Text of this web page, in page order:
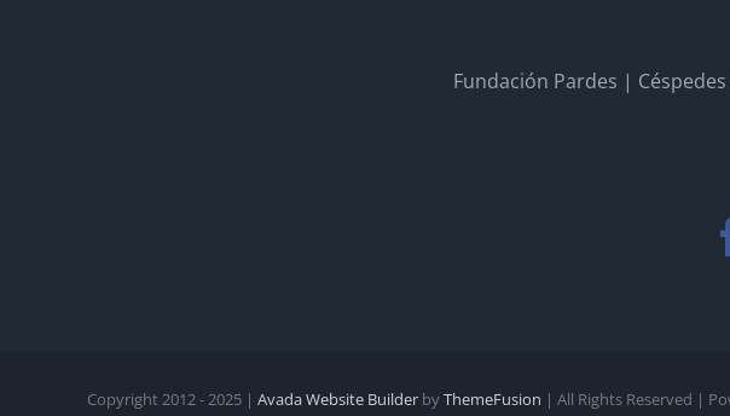
Fundación Pardes |
Copyright 2012 - 2025 | Avada Website Builder byThemeFusion | All Rights Reserved |